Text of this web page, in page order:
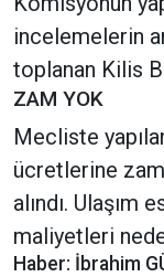
incelemelerin
toplanan Kilis
ZAM YOK
Mecliste
ücretlerine zam
alındı. Ulaşım
maliyetleri
Haber: İbrahim